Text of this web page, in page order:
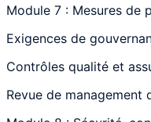
Module 7 : Mesures de
Exigences de
Contrôles qualité et
Revue de